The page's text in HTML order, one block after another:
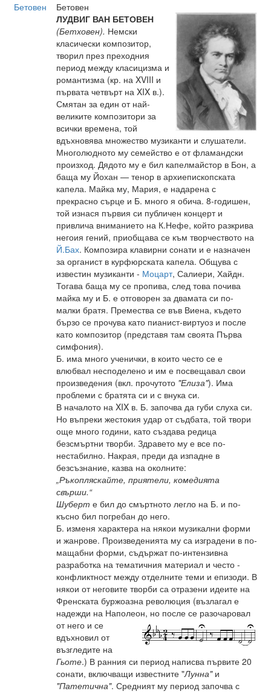
Бетовен
Бетовен
ЛУДВИГ ВАН БЕТОВЕН
(Бетховен). Немски
класически композитор,
творил през преходния
период между класицизма и
романтизма (кр. на XVIII и
първата четвърт на XIX в.).
Смятан за един от най-
великите композитори за
всички времена, той
вдъхновява множество музиканти и слушатели.
Многолюдното му семейство е от фламандски
произход. Дядото му е бил капелмайстор в Бон, а
баща му Йохан — тенор в архиепископската
капела. Майка му, Мария, е надарена с
прекрасно сърце и Б. много я обича. 8-годишен,
той изнася първия си публичен концерт и
привлича вниманието на К.Нефе, който разкрива
негоия гений, приобщава се към творчеството на
Й.Бах. Композира клавирни сонати и е назначен
за органист в курфюрската капела. Общува с
известин музиканти - Моцарт, Салиери, Хайдн.
Тогава баща му се пропива, след това почива
майка му и Б. е отговорен за двамата си по-
малки братя. Премества се във Виена, където
бързо се прочува като пианист-виртуоз и после
като композитор (представя там своята Първа
симфония).
Б. има много ученички, в които често се е
влюбвал несподелено и им е посвещавал свои
произведения (вкл. прочутото "Елиза"). Има
проблеми с братята си и с внука си.
В началото на XIX в. Б. започва да губи слуха си.
Но въпреки жестокия удар от съдбата, той твори
още много години, като създава редица
безсмъртни творби. Здравето му е все по-
нестабилно. Накрая, преди да изпадне в
безсъзнание, казва на околните:
„Ръкопляскайте, приятели, комедията
свърши.“
Шуберт е бил до смъртното легло на Б. и по-
късно бил погребан до него.
Б. изменя характера на някои музикални форми
и жанрове. Произведенията му са изградени в по-
мащабни форми, съдържат по-интензивна
разработка на тематичния материал и често -
конфликтност между отделните теми и епизоди. В
някои от неговите творби са отразени идеите на
Френската буржоазна революция (възлагал е
надежди на Наполеон, но после се разочаровал
от него и се
вдъхновил от
възгледите на
Гьоте.) В ранния си период написва първите 20
сонати, включващи известните "Лунна"и
"Патетична". Средният му период започва с